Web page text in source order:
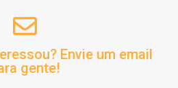
Envie um email
gente!